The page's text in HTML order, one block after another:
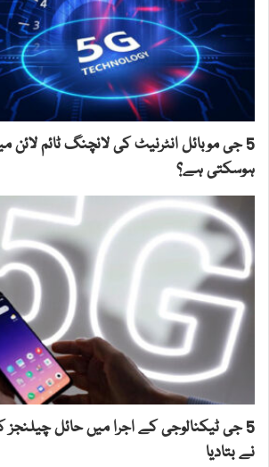
5 جی موبائل انٹرنیٹ کی لانچنگ ٹائم لائن
ہوسکتی ہے؟
5 جی ٹیکنالوجی کے اجرا میں حائل
نے بتادیا